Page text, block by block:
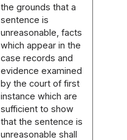
the grounds that a
sentence is
unreasonable, facts
which appear in the
case records and
evidence examined
by the court of first
instance which are
sufficient to show
that the sentence is
unreasonable shall